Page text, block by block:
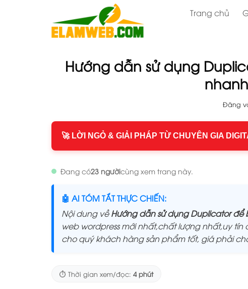
Trang chủ
Hướng dẫn sử dụng
Đăng
🚀 LỜI NGỎ & GIẢI PHÁP TỪ CHUYÊN GIA
Đang có23 ngườicùng xem trang này.
🤖 AI TÓM TẮT THỰC CHIẾN:
Nội dung vềHướng dẫn sử dụng Duplicator
web wordpress mới nhất,chất lượng nhất,uy
cho quý khách hàng sản phẩm tốt, giá phải
⏱️ Thời gian xem/đọc: 4 phút